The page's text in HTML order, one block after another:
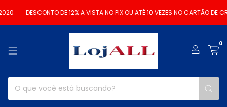
DESCONTO DE 12% A VISTA NO PIX OU ATÉ 10 VEZES NO CARTÃO DE
0